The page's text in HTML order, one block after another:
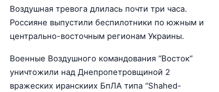
Воздушная тревога длилась почти три часа.
Россияне выпустили беспилотники по южным и
центрально-восточным регионам Украины.
Военные Воздушного командования “Восток”
уничтожили над Днепропетровщиной 2
вражеских иранскиих БпЛА типа “Shahed-